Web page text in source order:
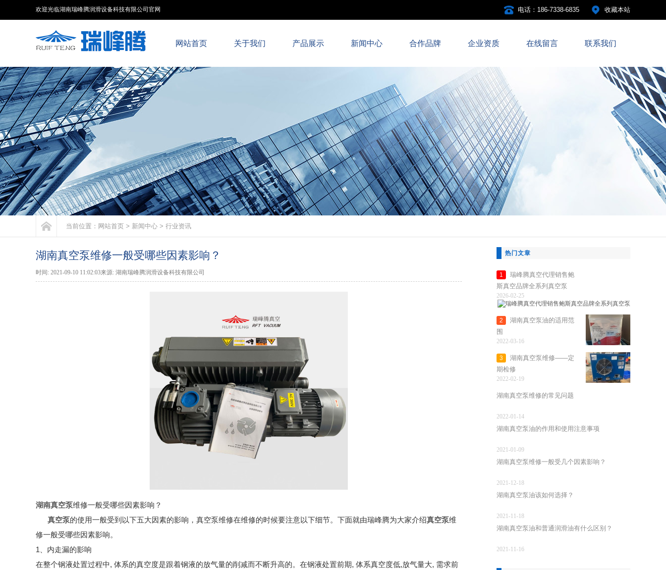
电话：186-7338-6835 收藏本站
欢迎光临湖南瑞峰腾润滑设备科技有限公司官网
网站首页 关于我们 产品展示 新闻中心 合作品牌 企业资质 在线留言 联系我们
当前位置： 网站首页 > 新闻中心 > 行业资讯
湖南真空泵维修一般受哪些因素影响？
时间: 2021-09-10 11:02:03来源: 湖南瑞峰腾润滑设备科技有限公司
湖南真空泵维修一般受哪些因素影响？
真空泵的使用一般受到以下五大因素的影响，真空泵维修在维修的时候要注意以下细节。下面就由瑞峰腾为大家介绍真空泵维
修一般受哪些因素影响。
1、内走漏的影响
在整个钢液处置过程中, 体系的真空度是跟着钢液的放气量的削减而不断升高的。在钢液处置前期, 体系真空度低,放气量大, 需求前
热门文章
1
瑞峰腾真空代理销售鲍
斯真空品牌全系列真空泵
2026-02-25
2
湖南真空泵油的适用范
围
2022-03-16
3
湖南真空泵维修——定
期检修
2022-02-19
湖南真空泵维修的常见问题
2022-01-14
湖南真空泵油的作用和使用注意事项
2021-01-09
湖南真空泵维修一般受几个因素影响？
2021-12-18
湖南真空泵油该如何选择？
2021-11-18
湖南真空泵油和普通润滑油有什么区别？
2021-11-16